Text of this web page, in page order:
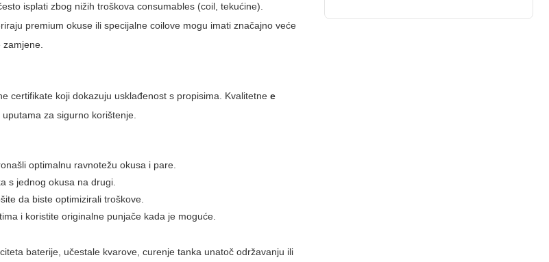
isplati zbog nižih troškova consumables (coil, tekućine).
premium okuse ili specijalne coilove mogu imati značajno veće
certifikate koji dokazuju usklađenost s propisima. Kvalitetnee
za sigurno korištenje.
optimalnu ravnotežu okusa i pare.
s jednog okusa na drugi.
da biste optimizirali troškove.
i koristite originalne punjače kada je moguće.
baterije, učestale kvarove, curenje tanka unatoč održavanju ili